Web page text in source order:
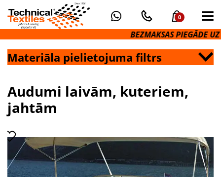
0
BEZMAKSAS PIEGĀDE
Materiāla pielietojuma filtrs
Audumi laivām, kuteriem,
jahtām